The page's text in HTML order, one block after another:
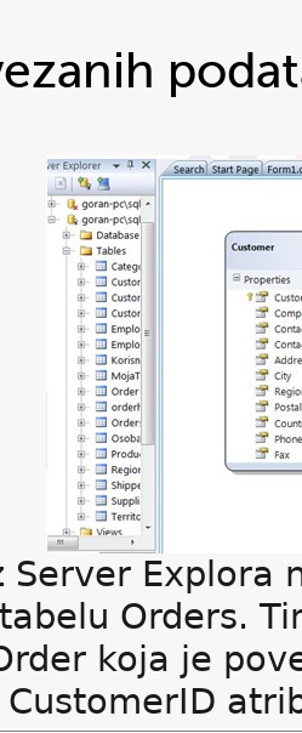
Server Explora
Orders.
koja je